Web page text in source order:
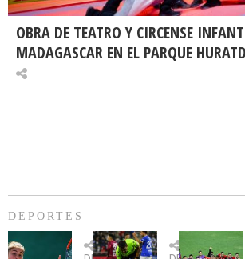
OBRA DE TEATRO Y CIRCENSE
MADAGASCAR EN EL PARQUE
DEPORTES
Billie
U.